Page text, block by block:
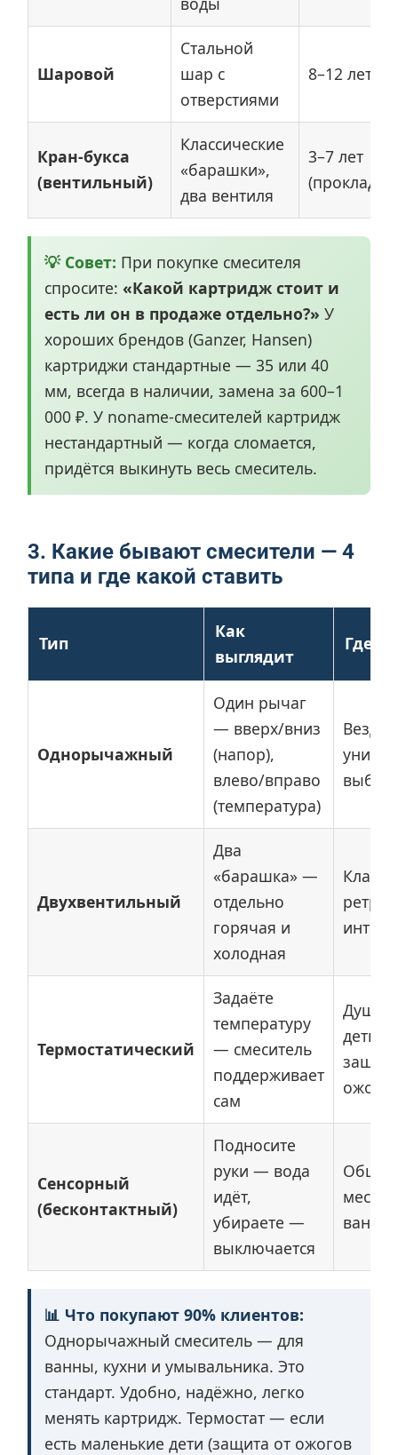
Шаровой
Стальной
шар с
отверстиями
8–12 лет
Кран-букса
(вентильный)
Классические
«барашки»,
два вентиля
3–7 лет
(прокладки)
💡 Совет: При покупке смесителя
спросите: «Какой картридж стоит и
есть ли он в продаже отдельно?» У
хороших брендов (Ganzer, Hansen)
картриджи стандартные — 35 или 40
мм, всегда в наличии, замена за 600–1
000 ₽. У noname-смесителей картридж
нестандартный — когда сломается,
придётся выкинуть весь смеситель.
3. Какие бывают смесители — 4
типа и где какой ставить
Тип
Как
выглядит
Где
Однорычажный
Один рычаг
— вверх/вниз
(напор),
влево/вправо
(температура)
Везде
выбор
Двухвентильный
Два
«барашка» —
отдельно
горячая и
холодная
ретро
Термостатический
Задаёте
температуру
— смеситель
поддерживает
сам
Душ
Сенсорный
(бесконтактный)
Подносите
руки — вода
идёт,
убираете —
выключается
места,
📊 Что покупают 90% клиентов:
Однорычажный смеситель — для
ванны, кухни и умывальника. Это
стандарт. Удобно, надёжно, легко
менять картридж. Термостат — если
есть маленькие дети (защита от ожогов